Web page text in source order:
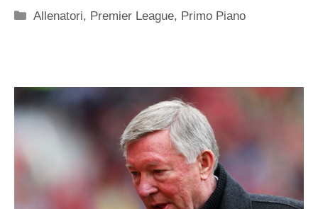
Categorie
Allenatori, Premier League, Primo Piano